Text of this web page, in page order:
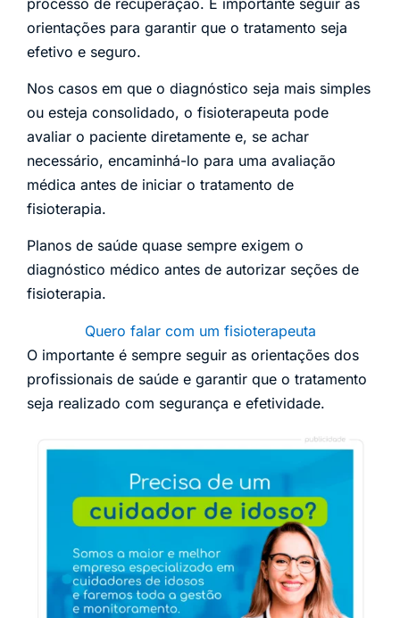
orientações para garantir que o tratamento seja
efetivo e seguro.
Nos casos em que o diagnóstico seja mais simples
ou esteja consolidado, o fisioterapeuta pode
avaliar o paciente diretamente e, se achar
necessário, encaminhá-lo para uma avaliação
médica antes de iniciar o tratamento de
fisioterapia.
Planos de saúde quase sempre exigem o
diagnóstico médico antes de autorizar seções de
fisioterapia.
Quero falar com um fisioterapeuta
O importante é sempre seguir as orientações dos
profissionais de saúde e garantir que o tratamento
seja realizado com segurança e efetividade.